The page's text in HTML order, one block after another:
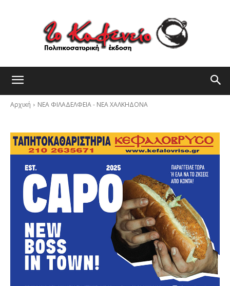
Αρχική ΝΕΑ ΦΙΛΑΔΕΛΦΕΙΑ - ΝΕΑ ΧΑΛΚΗΔΟΝΑ